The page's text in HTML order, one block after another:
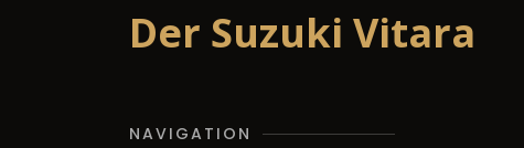
Der Suzuki Vitara
NAVIGATION